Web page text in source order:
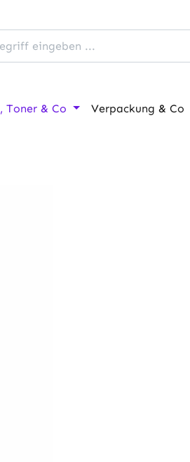
Toner & Co Verpackung & Co